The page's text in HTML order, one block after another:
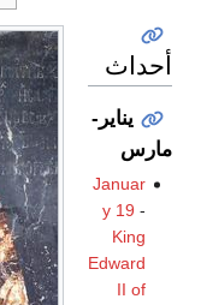
أحداث
يناير-
مارس
Januar
y 19 -
King
Edward
II of